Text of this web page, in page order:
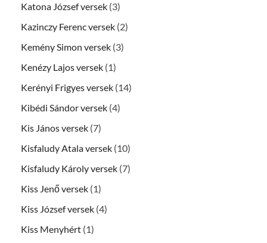
Katona József versek (3)
Kazinczy Ferenc versek (2)
Kemény Simon versek (3)
Kenézy Lajos versek (1)
Kerényi Frigyes versek (14)
Kibédi Sándor versek (4)
Kis János versek (7)
Kisfaludy Atala versek (10)
Kisfaludy Károly versek (7)
Kiss Jenő versek (1)
Kiss József versek (4)
Kiss Menyhért (1)